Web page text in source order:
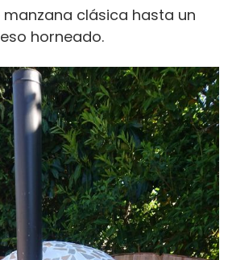
clásica hasta un
horneado.